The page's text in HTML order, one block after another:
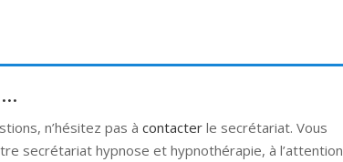
…
n’hésitez pas à contacter le secrétariat. Vous
secrétariat hypnose et hypnothérapie, à l’attention